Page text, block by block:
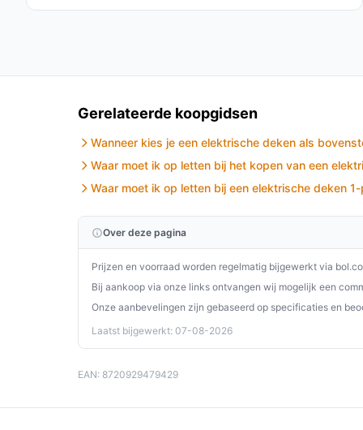
voor deze innovatieve oplossing!
Ontdek alle specificaties en vergelijk prijzen op
perfect past bij jouw behoeften!
Gerelateerde koopgidsen
Wanneer kies je een elektrische deken als
Waar moet ik op letten bij het kopen van een
Waar moet ik op letten bij een elektrische deken
Over deze pagina
Prijzen en voorraad worden regelmatig bijgewerkt via
Bij aankoop via onze links ontvangen wij mogelijk een
Onze aanbevelingen zijn gebaseerd op specificaties en
Laatst bijgewerkt: 07-08-2026
EAN: 8720929479429